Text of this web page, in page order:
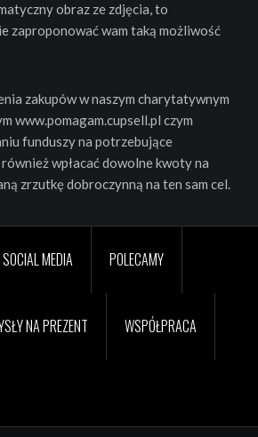
obraz ze zdjęcia, to
zaproponować wam taką możliwość
zakupów w naszym charytatywnym
www.pomagam.cupsell.pl czym
funduszy na potrzebujące
wpłacać dowolne kwoty na
zrzutkę dobroczynną na ten sam cel.
SOCIAL MEDIA POLECAMY
NA PREZENT WSPÓŁPRACA